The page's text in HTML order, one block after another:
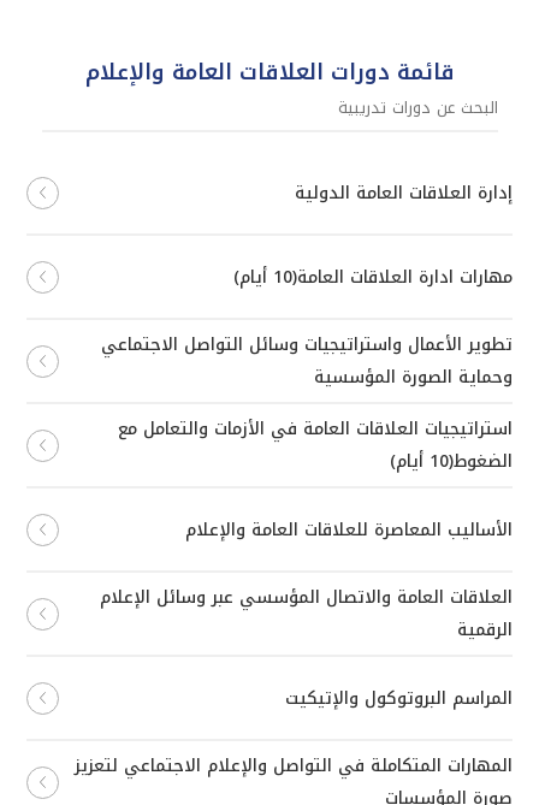
قائمة دورات العلاقات العامة والإعلام
إدارة العلاقات العامة الدولية
مهارات ادارة العلاقات العامة(10 أيام)
تطوير الأعمال واستراتيجيات وسائل التواصل الاجتماعي
وحماية الصورة المؤسسية
استراتيجيات العلاقات العامة في الأزمات والتعامل مع
الضغوط(10 أيام)
الأساليب المعاصرة للعلاقات العامة والإعلام
العلاقات العامة والاتصال المؤسسي عبر وسائل الإعلام
الرقمية
المراسم البروتوكول والإتيكيت
المهارات المتكاملة في التواصل والإعلام الاجتماعي لتعزيز
صورة المؤسسات